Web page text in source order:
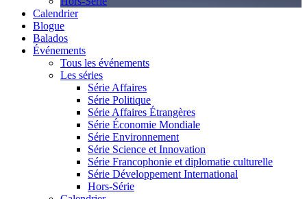
Calendrier
Blogue
Balados
Événements
Tous les événements
Les séries
Série Affaires
Série Politique
Série Affaires Étrangères
Série Économie Mondiale
Série Environnement
Série Science et Innovation
Série Francophonie et diplomatie culturelle
Série Développement International
Hors-Série